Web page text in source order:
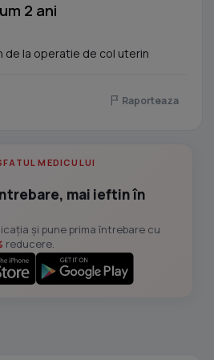
2 ani
de la operatie de col uterin
Raporteaza
MEDICULUI
mai ieftin în
și pune prima întrebare cu
reducere.